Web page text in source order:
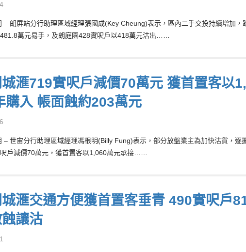
– 朗屏站分行助理區域經理張國成(Key Cheung)表示，區內二手交投持續增加
萬元易手，及朗庭園428實呎戶以418萬元沽出……
滙719實呎戶減價70萬元 獲首置客以
購入 帳面蝕約203萬元
– 世宙分行助理區域經理馮根明(Billy Fung)表示，部分放盤業主為加快沽貨，逐
戶減價70萬元，獲首置客以1,060萬元承接……
滙交通方便獲首置客垂青 490實呎戶
讓沽